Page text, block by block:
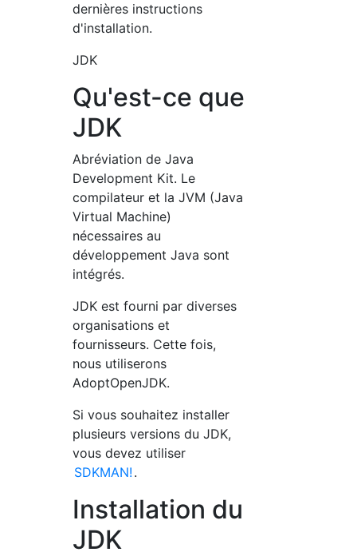
dernières instructions
d'installation.
JDK
Qu'est-ce que
JDK
Abréviation de Java
Development Kit. Le
compilateur et la JVM (Java
Virtual Machine)
nécessaires au
développement Java sont
intégrés.
JDK est fourni par diverses
organisations et
fournisseurs. Cette fois,
nous utiliserons
AdoptOpenJDK.
Si vous souhaitez installer
plusieurs versions du JDK,
vous devez utiliser
SDKMAN! .
Installation du
JDK